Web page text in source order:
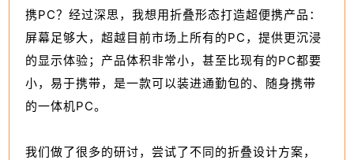
携PC？经过深思，我想用折叠形态打造超便携产品：
屏幕足够大，超越目前市场上所有的PC，提供更沉浸
的显示体验；产品体积非常小，甚至比现有的PC都要
小，易于携带，是一款可以装进通勤包的、随身携带
的一体机PC。
我们做了很多的研讨，尝试了不同的折叠设计方案，